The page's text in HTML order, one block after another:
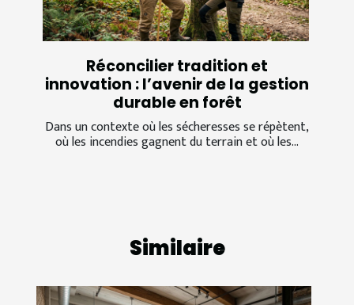
Réconcilier tradition et
innovation : l’avenir de la gestion
durable en forêt
Dans un contexte où les sécheresses se répètent,
où les incendies gagnent du terrain et où les...
Similaire